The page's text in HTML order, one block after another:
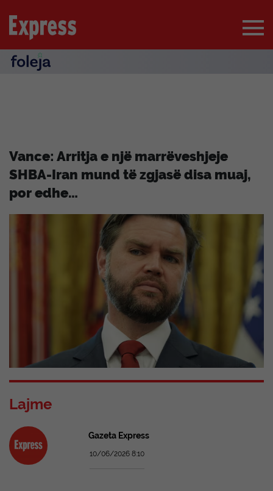
Vance: Arritja e një marrëveshjeje
SHBA-Iran mund të zgjasë disa muaj,
por edhe…
Lajme
Gazeta Express
10/06/2026 8:10